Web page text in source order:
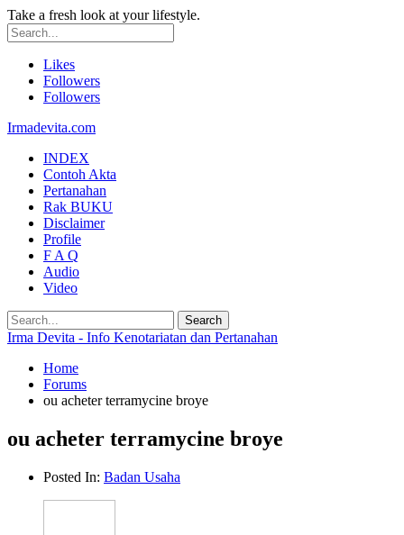
Take a fresh look at your lifestyle.
Likes
Followers
Followers
Irmadevita.com
INDEX
Contoh Akta
Pertanahan
Rak BUKU
Disclaimer
Profile
F A Q
Audio
Video
Irma Devita - Info Kenotariatan dan Pertanahan
Home
Forums
ou acheter terramycine broye
ou acheter terramycine broye
Posted In: Badan Usaha